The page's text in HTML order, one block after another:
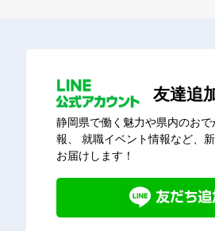
友達追
静岡県で働く魅力や県内のお
報、
就職イベント情報など、
お届けします！